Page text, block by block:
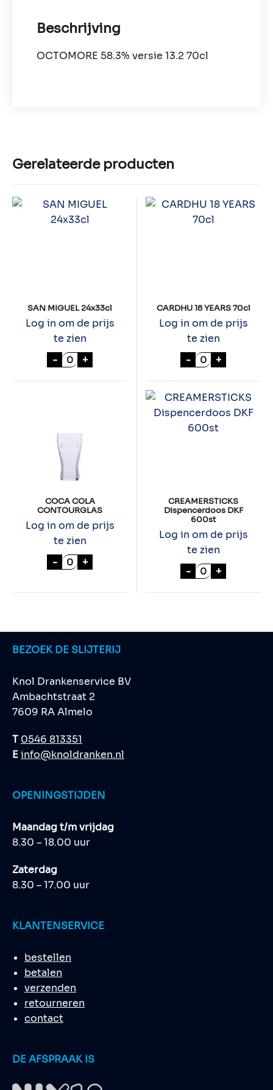
Beschrijving
OCTOMORE 58.3% versie 13.2 70cl
Gerelateerde producten
SAN MIGUEL 24x33cl
Log in om de prijs
te zien
- SAN MIGUEL 24x33cl aantal
+
CARDHU 18 YEARS 70cl
Log in om de prijs
te zien
- CARDHU 18
+
COCA COLA
CONTOURGLAS
Log in om de prijs
te zien
- COCA COLA CONTOURGLAS aantal
+
CREAMERSTICKS
Dispencerdoos DKF
600st
Log in om de prijs
te zien
-
+
BEZOEK DE SLIJTERIJ
Knol Drankenservice BV
Ambachtstraat 2
7609 RA Almelo
T 0546 813351
Einfo@knoldranken.nl
OPENINGSTIJDEN
Maandag t/m vrijdag
8.30 – 18.00 uur
Zaterdag
8.30 – 17.00 uur
KLANTENSERVICE
bestellen
betalen
verzenden
retourneren
contact
DE AFSPRAAK IS